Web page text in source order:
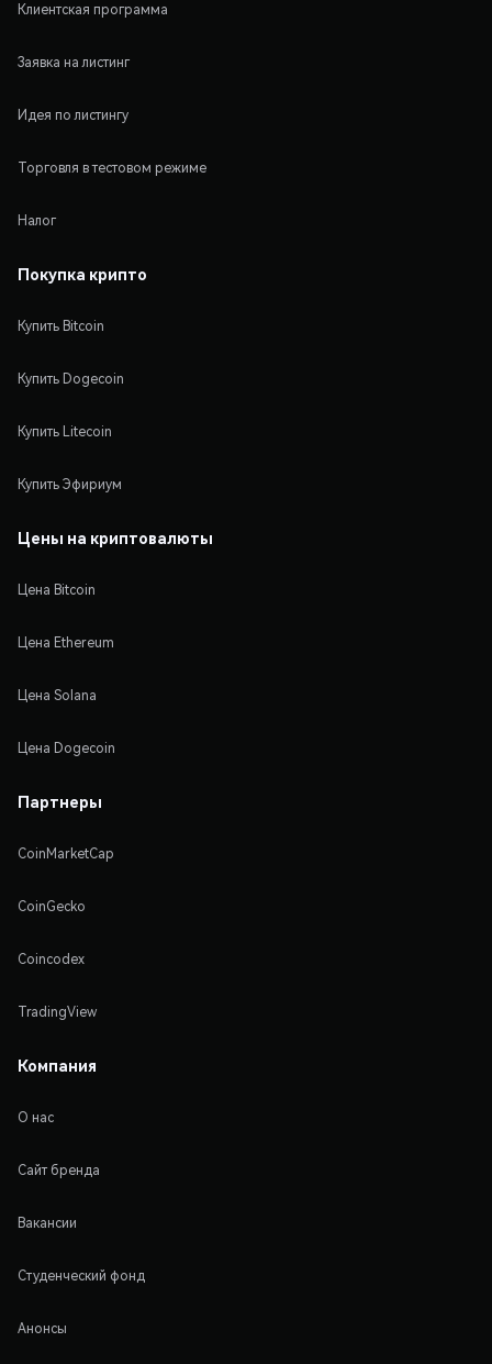
Клиентская программа
Заявка на листинг
Идея по листингу
Торговля в тестовом режиме
Налог
Покупка крипто
Купить Bitcoin
Купить Dogecoin
Купить Litecoin
Купить Эфириум
Цены на криптовалюты
Цена Bitcoin
Цена Ethereum
Цена Solana
Цена Dogecoin
Партнеры
CoinMarketCap
CoinGecko
Coincodex
TradingView
Компания
О нас
Сайт бренда
Вакансии
Студенческий фонд
Анонсы